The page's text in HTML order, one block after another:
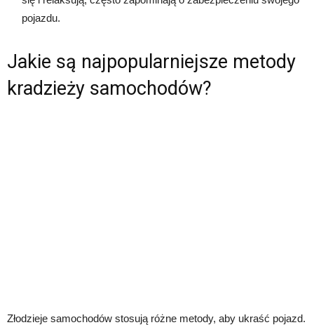
pojazdu.
Jakie są najpopularniejsze metody
kradzieży samochodów?
Złodzieje samochodów stosują różne metody, aby ukraść pojazd.